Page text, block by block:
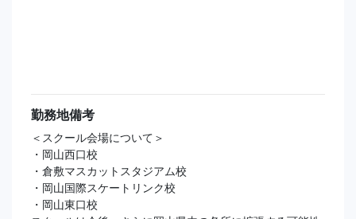
勤務地備考
＜スクール会場について＞
・岡山西口校
・倉敷マスカットスタジアム校
・岡山国際スケートリンク校
・岡山東口校